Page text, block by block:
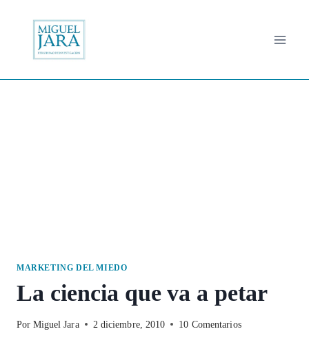
contenido
MARKETING DEL MIEDO
La ciencia que va a petar
Por Miguel Jara 2 diciembre, 2010 10 Comentarios